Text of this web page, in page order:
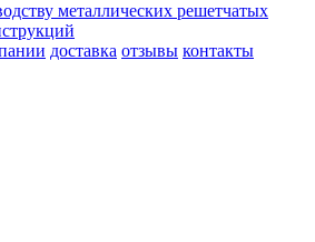
металлических решетчатых
доставка отзывы контакты